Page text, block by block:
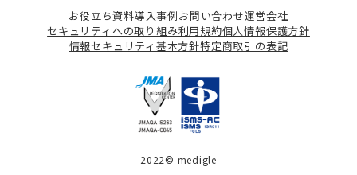
2022© medigle
お役立ち資料導入事例お問い合わせ運営会社
セキュリティへの取り組み利用規約個人情報保護方針
情報セキュリティ基本方針特定商取引の表記